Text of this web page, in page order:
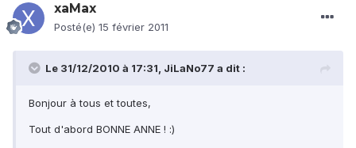
xaMax
Posté(e) 15 février 2011
Le 31/12/2010 à 17:31, JiLaNo77 a dit :
Bonjour à tous et toutes,
Tout d'abord BONNE ANNE ! :)